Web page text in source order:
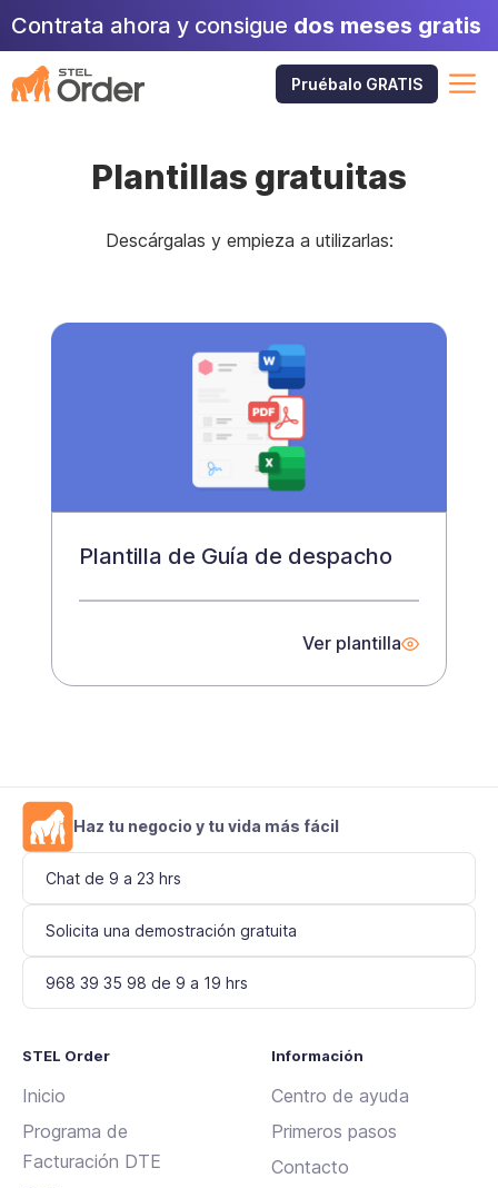
Skip
content
Contrata ahora y consigue dos meses gratis
Pruébalo GRATIS
Plantillas gratuitas
Descárgalas y empieza a utilizarlas:
Plantilla de Guía de despacho
Ver plantilla
Haz tu negocio y tu vida más fácil
Chat de 9 a 23 hrs
Solicita una demostración gratuita
968 39 35 98 de 9 a 19 hrs
STEL Order
Inicio
Programa de
Facturación DTE
Información
Centro de ayuda
Primeros pasos
Contacto